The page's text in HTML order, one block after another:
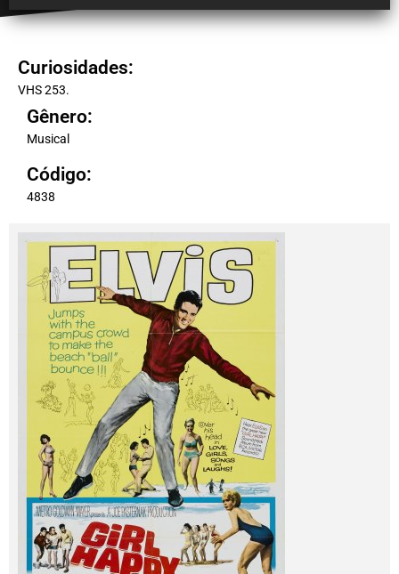
Curiosidades:
VHS 253.
Gênero:
Musical
Código:
4838